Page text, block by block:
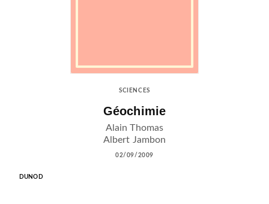
SCIENCES
Géochimie
Alain Thomas
Albert Jambon
02/09/2009
DUNOD